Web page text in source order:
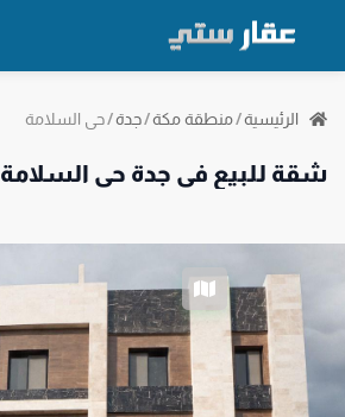
الرئيسية/منطقة مكة/جدة/حي السلامة
شقة للبيع في جدة حي السلامة